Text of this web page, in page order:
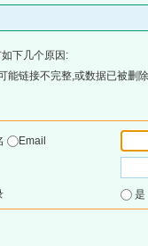
下几个原因:
能链接不完整,或数据已被删
Email